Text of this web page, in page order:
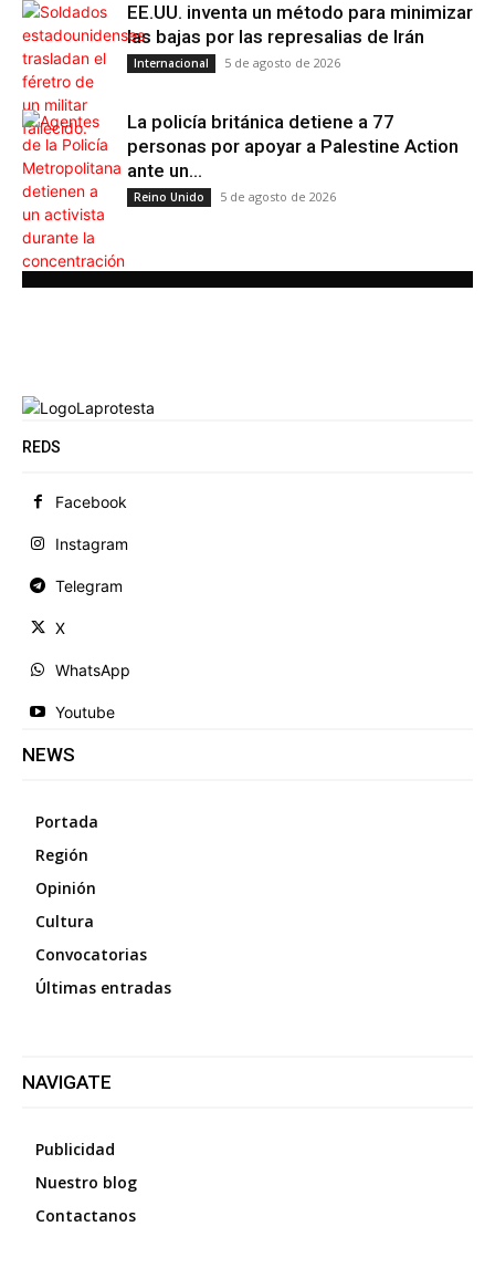
EE.UU. inventa un método para minimizar
las bajas por las represalias de Irán
Internacional 5 de agosto de 2026
La policía británica detiene a 77
personas por apoyar a Palestine Action
ante un...
Reino Unido 5 de agosto de 2026
REDS
Facebook
Instagram
Telegram
X
WhatsApp
Youtube
NEWS
Portada
Región
Opinión
Cultura
Convocatorias
Últimas entradas
NAVIGATE
Publicidad
Nuestro blog
Contactanos